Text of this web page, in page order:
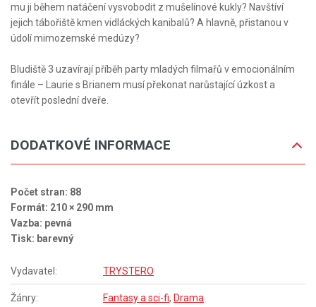
mu ji během natáčení vysvobodit z mušelínové kukly? Navštíví
jejich tábořiště kmen vidláckých kanibalů? A hlavně, přistanou v
údolí mimozemské medúzy?
Bludiště 3 uzavírají příběh party mladých filmařů v emocionálním
finále – Laurie s Brianem musí překonat narůstající úzkost a
otevřít poslední dveře.
DODATKOVÉ INFORMACE
Počet stran: 88
Formát: 210 × 290 mm
Vazba: pevná
Tisk: barevný
Vydavatel: TRYSTERO
Žánry: Fantasy a sci-fi, Drama